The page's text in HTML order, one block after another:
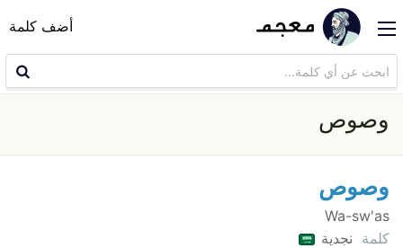
أضف كلمة
وصوص
وصوص
Wa-sw'as
كلمة نجدية